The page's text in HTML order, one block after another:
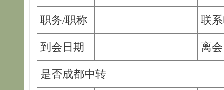
职务/职称 联
到会日期 离
是否成都中转